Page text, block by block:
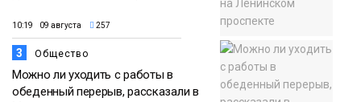
10:19 09 августа 257
3 Общество
Можно ли уходить с работы в
обеденный перерыв, рассказали в